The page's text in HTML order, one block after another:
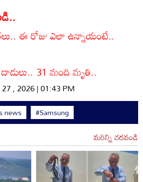
ఈ రోజు ఎలా ఉన్నాయంటే..
31 మంది మృతి..
, 2026 | 01:43 PM
news #Samsung
మరిన్ని చదవండి